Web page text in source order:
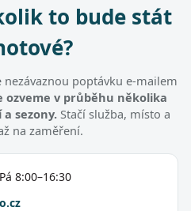
to bude stát
poptávku e-mailem
ozveme v průběhu několika
sezony. Stačí služba, místo a
na zaměření.
8:00–16:30